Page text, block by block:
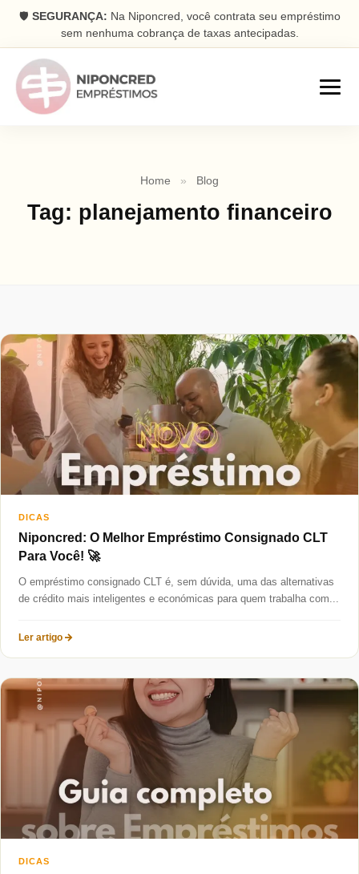
🛡️ SEGURANÇA: Na Niponcred, você contrata seu empréstimo
sem nenhuma cobrança de taxas antecipadas.
Parcelas descontadas na folha
Com Garantia
Taxas mais baixas
Sobre
Blog
Fale Conosco
Home » Blog
Tag: planejamento financeiro
DICAS
Niponcred: O Melhor Empréstimo Consignado CLT
Para Você! 🚀
O empréstimo consignado CLT é, sem dúvida, uma das alternativas
de crédito mais inteligentes e económicas para quem trabalha com...
Ler artigo
DICAS